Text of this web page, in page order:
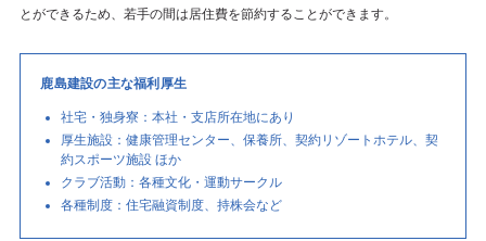
とができるため、若手の間は居住費を節約することができます。
鹿島建設の主な福利厚生
社宅・独身寮：本社・支店所在地にあり
厚生施設：健康管理センター、保養所、契約リゾートホテル、契
約スポーツ施設 ほか
クラブ活動：各種文化・運動サークル
各種制度：住宅融資制度、持株会など